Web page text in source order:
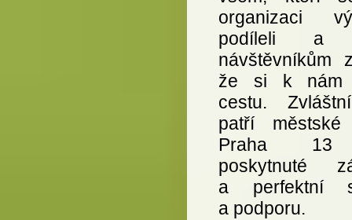
organizaci
podíleli a
návštěvníkům
že si k nám
cestu.
patří městské
Praha
poskytnuté
a perfektní
a podporu.